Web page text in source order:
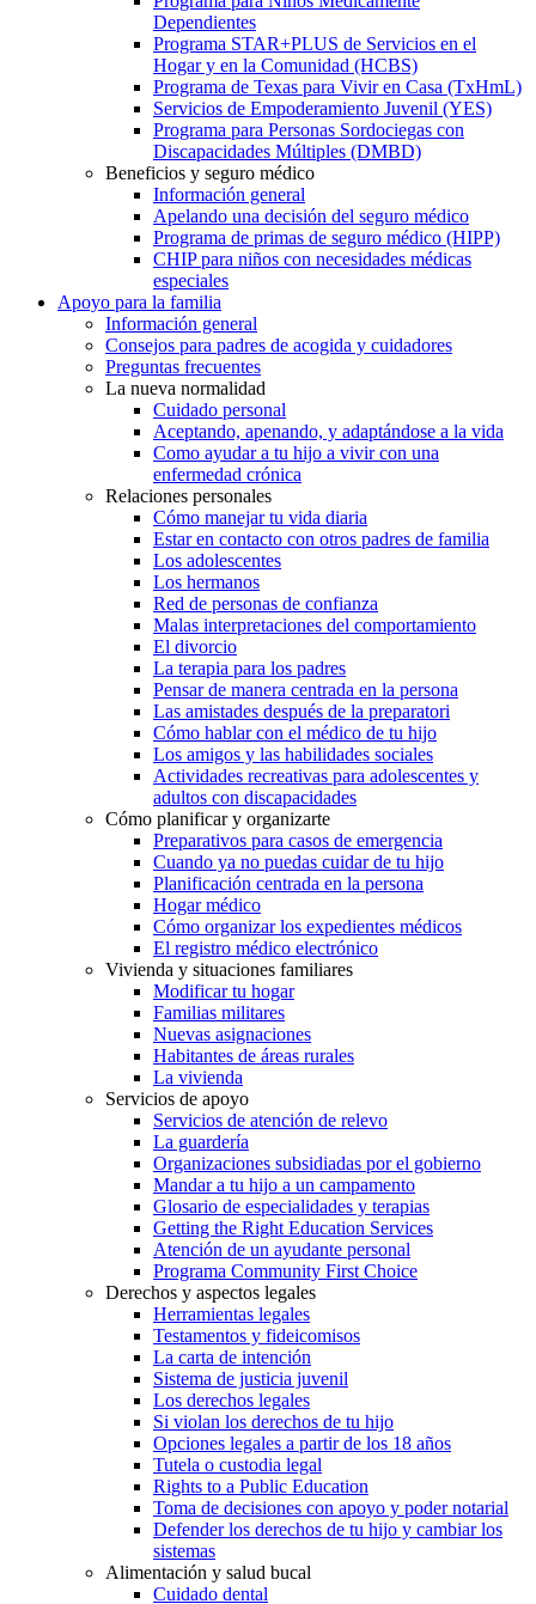
Dependientes
Programa STAR+PLUS de Servicios en el
Hogar y en la Comunidad (HCBS)
Programa de Texas para Vivir en Casa (TxHmL)
Servicios de Empoderamiento Juvenil (YES)
Programa para Personas Sordociegas con
Discapacidades Múltiples (DMBD)
Beneficios y seguro médico
Información general
Apelando una decisión del seguro médico
Programa de primas de seguro médico (HIPP)
CHIP para niños con necesidades médicas
especiales
Apoyo para la familia
Información general
Consejos para padres de acogida y cuidadores
Preguntas frecuentes
La nueva normalidad
Cuidado personal
Aceptando, apenando, y adaptándose a la vida
Como ayudar a tu hijo a vivir con una
enfermedad crónica
Relaciones personales
Cómo manejar tu vida diaria
Estar en contacto con otros padres de familia
Los adolescentes
Los hermanos
Red de personas de confianza
Malas interpretaciones del comportamiento
El divorcio
La terapia para los padres
Pensar de manera centrada en la persona
Las amistades después de la preparatori
Cómo hablar con el médico de tu hijo
Los amigos y las habilidades sociales
Actividades recreativas para adolescentes y
adultos con discapacidades
Cómo planificar y organizarte
Preparativos para casos de emergencia
Cuando ya no puedas cuidar de tu hijo
Planificación centrada en la persona
Hogar médico
Cómo organizar los expedientes médicos
El registro médico electrónico
Vivienda y situaciones familiares
Modificar tu hogar
Familias militares
Nuevas asignaciones
Habitantes de áreas rurales
La vivienda
Servicios de apoyo
Servicios de atención de relevo
La guardería
Organizaciones subsidiadas por el gobierno
Mandar a tu hijo a un campamento
Glosario de especialidades y terapias
Getting the Right Education Services
Atención de un ayudante personal
Programa Community First Choice
Derechos y aspectos legales
Herramientas legales
Testamentos y fideicomisos
La carta de intención
Sistema de justicia juvenil
Los derechos legales
Si violan los derechos de tu hijo
Opciones legales a partir de los 18 años
Tutela o custodia legal
Rights to a Public Education
Toma de decisiones con apoyo y poder notarial
Defender los derechos de tu hijo y cambiar los
sistemas
Alimentación y salud bucal
Cuidado dental